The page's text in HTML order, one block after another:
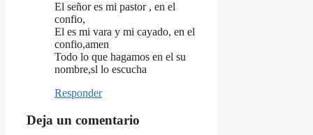
El señor es mi pastor , en el
confio,
El es mi vara y mi cayado, en el
confio,amen
Todo lo que hagamos en el su
nombre,sl lo escucha
Responder
Deja un comentario